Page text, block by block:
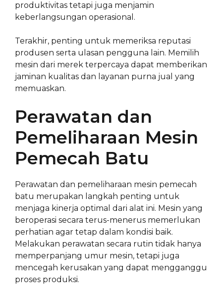
produktivitas tetapi juga menjamin
keberlangsungan operasional.
Terakhir, penting untuk memeriksa reputasi
produsen serta ulasan pengguna lain. Memilih
mesin dari merek terpercaya dapat memberikan
jaminan kualitas dan layanan purna jual yang
memuaskan.
Perawatan dan
Pemeliharaan Mesin
Pemecah Batu
Perawatan dan pemeliharaan mesin pemecah
batu merupakan langkah penting untuk
menjaga kinerja optimal dari alat ini. Mesin yang
beroperasi secara terus-menerus memerlukan
perhatian agar tetap dalam kondisi baik.
Melakukan perawatan secara rutin tidak hanya
memperpanjang umur mesin, tetapi juga
mencegah kerusakan yang dapat mengganggu
proses produksi.